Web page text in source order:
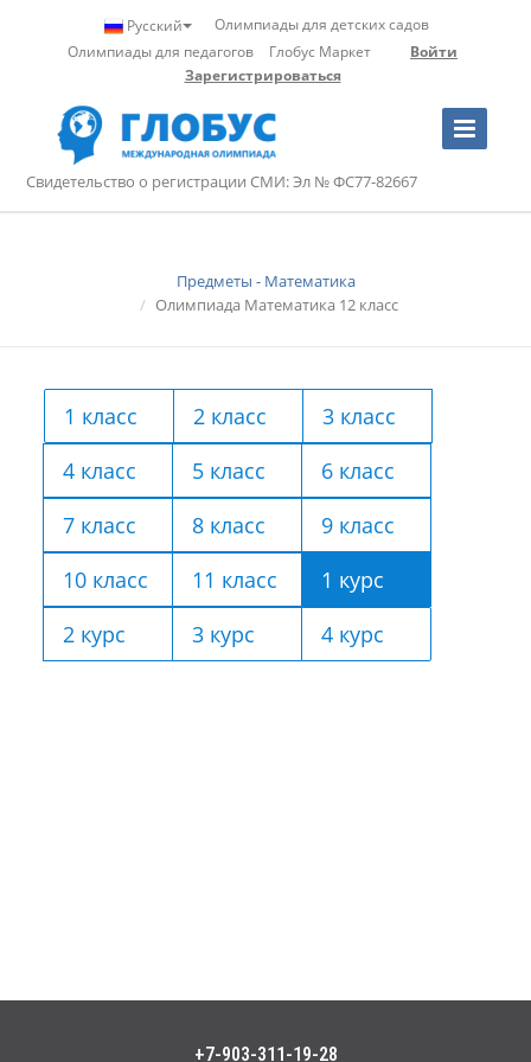
Русский
Олимпиады для детских садов
Олимпиады для педагогов
Глобус Маркет
Войти
Зарегистрироваться
Toggle
Navigation
Свидетельство о регистрации СМИ: Эл № ФС77-82667
Предметы - Математика
Олимпиада Математика 12 класс
1 класс 2 класс
3 класс
4 класс
5 класс
6 класс
7 класс
8 класс
9 класс
10 класс
11 класс
1 курс
2 курс
3 курс 4 курс
+7-903-311-19-28